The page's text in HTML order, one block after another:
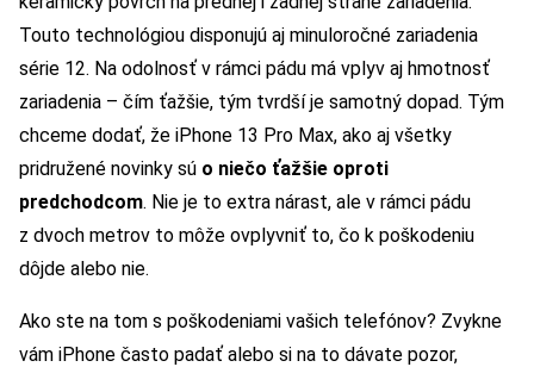
Touto technológiou disponujú aj minuloročné zariadenia
série 12. Na odolnosť v rámci pádu má vplyv aj hmotnosť
zariadenia – čím ťažšie, tým tvrdší je samotný dopad. Tým
chceme dodať, že iPhone 13 Pro Max, ako aj všetky
pridružené novinky sú o niečo ťažšie oproti
predchodcom. Nie je to extra nárast, ale v rámci pádu
z dvoch metrov to môže ovplyvniť to, čo k poškodeniu
dôjde alebo nie.
Ako ste na tom s poškodeniami vašich telefónov? Zvykne
vám iPhone často padať alebo si na to dávate pozor,